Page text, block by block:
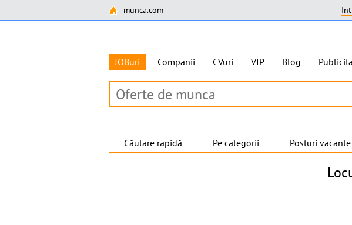
munca.com
JOBuri Companii CVuri VIP Blog
Căutare rapidă Pe categorii Posturi vacante